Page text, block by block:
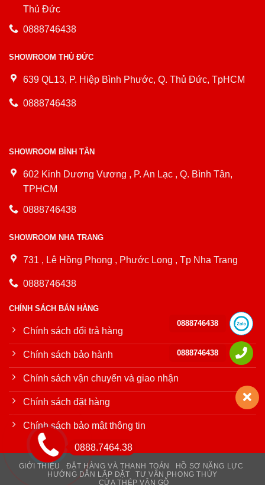
Thủ Đức
0888746438
SHOWROOM THỦ ĐỨC
639 QL13, P. Hiệp Bình Phước, Q. Thủ Đức, TpHCM
0888746438
SHOWROOM BÌNH TÂN
602 Kinh Dương Vương , P. An Lạc , Q. Bình Tân,
TPHCM
0888746438
SHOWROOM NHA TRANG
731 , Lê Hồng Phong , Phước Long , Tp Nha Trang
0888746438
CHÍNH SÁCH BÁN HÀNG
Chính sách đổi trả hàng
Chính sách bảo hành
Chính sách vận chuyển và giao nhận
Chính sách đặt hàng
Chính sách bảo mật thông tin
GIỚI THIỆU ĐẶT HÀNG VÀ THANH TOÁN
HỒ SƠ NĂNG LỰC
HƯỚNG DẪN LẮP ĐẶT
TƯ VẤN PHONG THỦY
CỬA THÉP VÂN GỖ
0888.7464.38
0888746438
0888746438